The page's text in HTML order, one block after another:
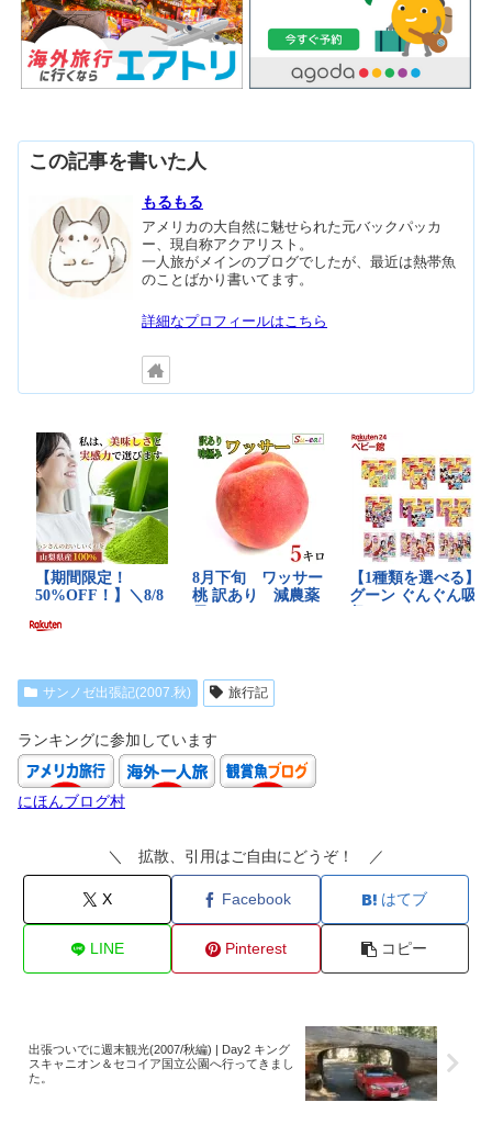
この記事を書いた人
もるもる
アメリカの大自然に魅せられた元バックパッカ
ー、現自称アクアリスト。
一人旅がメインのブログでしたが、最近は熱帯魚
のことばかり書いてます。
詳細なプロフィールはこちら
サンノゼ出張記(2007.秋) 旅行記
ランキングに参加しています
にほんブログ村
＼ 拡散、引用はご自由にどうぞ！ ／
X Facebook はてブ
LINE Pinterest コピー
出張ついでに週末観光(2007/秋編) | Day2 キング
スキャニオン＆セコイア国立公園へ行ってきまし
た。